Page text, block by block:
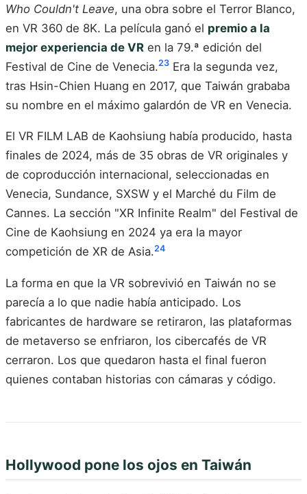
Who Couldn't Leave, una obra sobre el Terror Blanco,
en VR 360 de 8K. La película ganó el premio a la
mejor experiencia de VR en la 79.ª edición del
Festival de Cine de Venecia.23 Era la segunda vez,
tras Hsin-Chien Huang en 2017, que Taiwán grababa
su nombre en el máximo galardón de VR en Venecia.
El VR FILM LAB de Kaohsiung había producido, hasta
finales de 2024, más de 35 obras de VR originales y
de coproducción internacional, seleccionadas en
Venecia, Sundance, SXSW y el Marché du Film de
Cannes. La sección "XR Infinite Realm" del Festival de
Cine de Kaohsiung en 2024 ya era la mayor
competición de XR de Asia.24
La forma en que la VR sobrevivió en Taiwán no se
parecía a lo que nadie había anticipado. Los
fabricantes de hardware se retiraron, las plataformas
de metaverso se enfriaron, los cibercafés de VR
cerraron. Los que quedaron hasta el final fueron
quienes contaban historias con cámaras y código.
Hollywood pone los ojos en Taiwán